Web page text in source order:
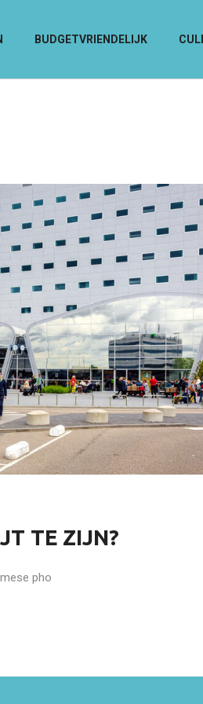
BUDGETVRIENDELIJK
TE ZIJN?
pho
REIZEN DOE JE MET
ZEE CRUISES
DE BESTE
VOOR EEN